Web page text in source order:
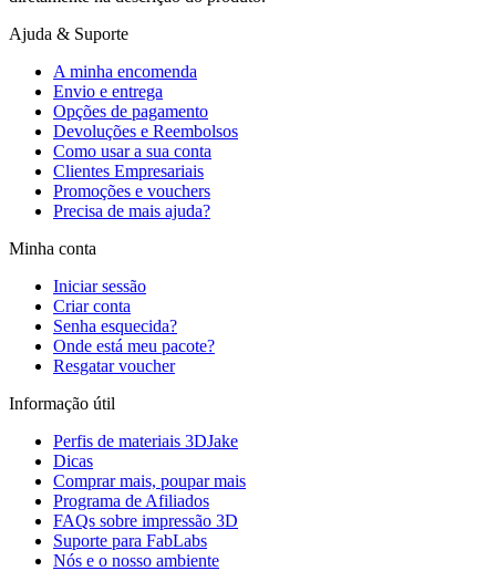
Ajuda & Suporte
A minha encomenda
Envio e entrega
Opções de pagamento
Devoluções e Reembolsos
Como usar a sua conta
Clientes Empresariais
Promoções e vouchers
Precisa de mais ajuda?
Minha conta
Iniciar sessão
Criar conta
Senha esquecida?
Onde está meu pacote?
Resgatar voucher
Informação útil
Perfis de materiais 3DJake
Dicas
Comprar mais, poupar mais
Programa de Afiliados
FAQs sobre impressão 3D
Suporte para FabLabs
Nós e o nosso ambiente